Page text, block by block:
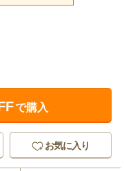
で購入
お気に入り